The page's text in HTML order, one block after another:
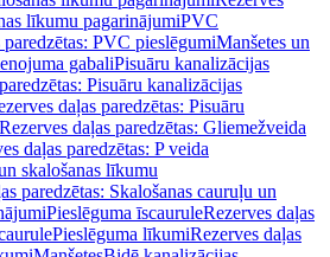
līkumu pagarinājumiPVC
paredzētas: PVC pieslēgumiManšetes un
gabaliPisuāru kanalizācijas
Pisuāru kanalizācijas
daļas paredzētas: Pisuāru
Rezerves daļas paredzētas: Gliemežveida
daļas paredzētas: P veida
skalošanas līkumu
paredzētas: Skalošanas cauruļu un
Pieslēguma īscauruleRezerves daļas
Pieslēguma līkumiRezerves daļas